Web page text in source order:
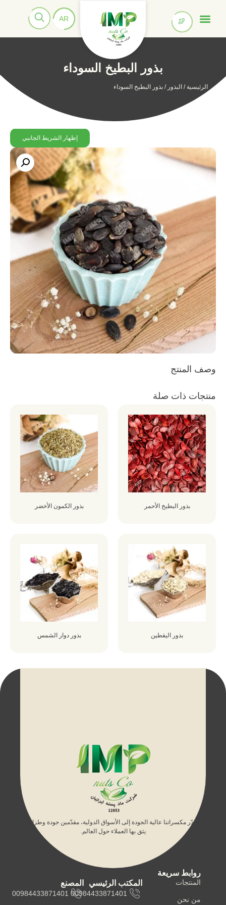
بذور البطيخ السوداء
الرئيسية / البذور / بذور البطيخ السوداء
إظهار الشريط الجانبي
وصف المنتج
منتجات ذات صلة
بذور البطيخ الأحمر بذور الكمون الأخضر
بذور اليقطين بذور دوار الشمس
نصدّر مكسراتنا عالية الجودة إلى الأسواق الدولية، مقدّمين جودة وطزاجة
يثق بها العملاء حول العالم.
روابط سريعة
المنتجات
من نحن
المكتب الرئيسي
00984433871401
المصنع
00984433871401